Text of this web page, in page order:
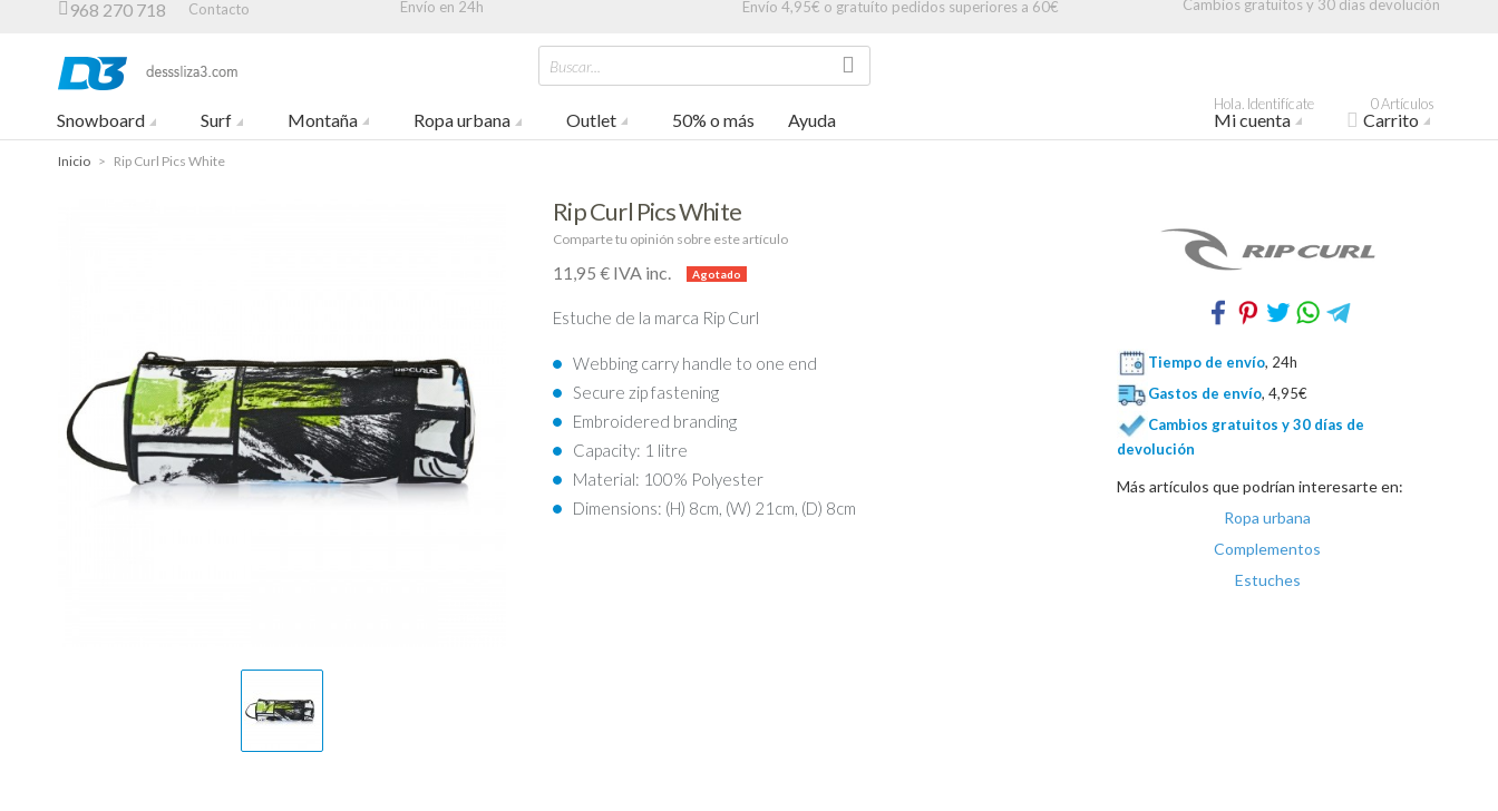
968 270 718 Contacto Envío en 24h Envío 4,95€ o gratuíto pedidos superiores a 60€ Cambios gratuitos y 30 días devolución
Buscar...
Hola. Identifícate
Mi cuenta
0 Artículos
Carrito
Snowboard Surf Montaña Ropa urbana Outlet 50% o más Ayuda
Inicio > Rip Curl Pics White
Rip Curl Pics White
Comparte tu opinión sobre este artículo
11,95 € IVA inc.
Estuche de la marca Rip Curl
Webbing carry handle to one end
Secure zip fastening
Embroidered branding
Capacity: 1 litre
Material: 100% Polyester
Dimensions: (H) 8cm, (W) 21cm, (D) 8cm
Tiempo de envío, 24h
Gastos de envío, 4,95€
Cambios gratuitos y 30 días de
devolución
Más artículos que podrían interesarte en:
Ropa urbana
Complementos
Estuches